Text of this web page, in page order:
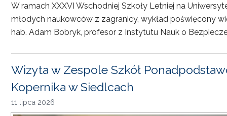
W ramach XXXVI Wschodniej Szkoły Letniej na
młodych naukowców z zagranicy, wykład poświęcony
hab. Adam Bobryk, profesor z Instytutu Nauk o
Wizyta w Zespole Szkół
Kopernika w Siedlcach
11 lipca 2026